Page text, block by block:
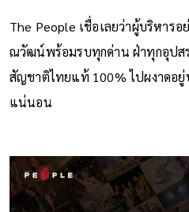
The People เชื่อเลยว่าผู้บริหาร
ณวัฒน์พร้อมรบทุกด่าน ฝ่าทุกอุปสร
สัญชาติไทยแท้ 100% ไปผงาดอยู่
แน่นอน